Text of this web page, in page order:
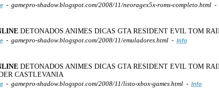
- gamepro-shadow.blogspot.com/2008/11/neoragex5x-roms-completo.html -
DETONADOS ANIMES DICAS GTA RESIDENT EVIL TOM
- gamepro-shadow.blogspot.com/2008/11/emuladores.html - Info
DETONADOS ANIMES DICAS GTA RESIDENT EVIL TOM
CASTLEVANIA
- gamepro-shadow.blogspot.com/2008/11/listo-xbox-games.html - Info